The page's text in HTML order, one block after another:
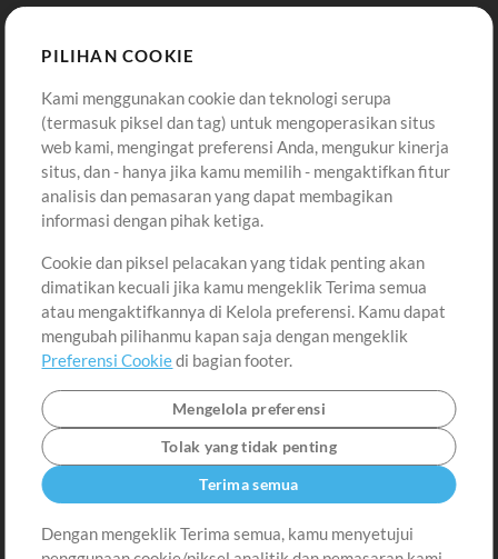
Template ProPresenter
Sound
Pembelian
Beli Kredit
Konten Gratis
Permintaan Lagu
Lain-lain
Sesi
Kirimkan musik kamu
Playlist
MT Conference
Akun
Masuk
Daftar
Lihat Keranjang
PILIHAN COOKIE
Kami menggunakan cookie dan teknologi serupa
(termasuk piksel dan tag) untuk mengoperasikan situs
web kami, mengingat preferensi Anda, mengukur kinerja
situs, dan - hanya jika kamu memilih - mengaktifkan fitur
analisis dan pemasaran yang dapat membagikan
informasi dengan pihak ketiga.
Cookie dan piksel pelacakan yang tidak penting akan
dimatikan kecuali jika kamu mengeklik Terima semua
atau mengaktifkannya di Kelola preferensi. Kamu dapat
mengubah pilihanmu kapan saja dengan mengeklik
Preferensi Cookiedi bagian footer.
Mengelola preferensi
Tolak yang tidak penting
Terima semua
Dengan mengeklik Terima semua, kamu menyetujui